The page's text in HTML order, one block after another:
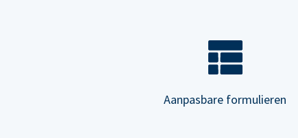
Aanpasbare formulieren